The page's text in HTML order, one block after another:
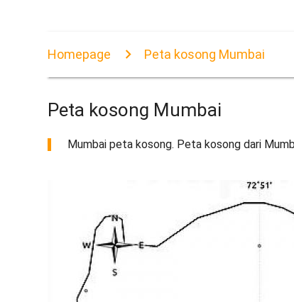
Homepage Peta kosong Mumbai
Peta kosong Mumbai
Mumbai peta kosong. Peta kosong dari